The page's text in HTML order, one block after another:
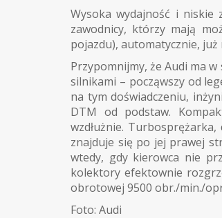
Wysoka wydajność i niskie
zawodnicy, którzy mają
pojazdu), automatycznie,
Przypomnijmy, że Audi ma
silnikami – począwszy od
na tym doświadczeniu,
DTM od podstaw.
wzdłużnie.
znajduje się po jej prawej
wtedy, gdy kierowca nie
kolektory efektownie
obrotowej 9500 obr./min./
Foto: Audi